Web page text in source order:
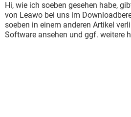
Hi, wie ich soeben gesehen habe,
von Leawo bei uns im
soeben in einem anderen Artikel
Software ansehen und ggf. weitere